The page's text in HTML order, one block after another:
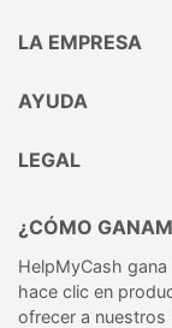
LA EMPRESA
AYUDA
LEGAL
¿CÓMO
HelpMyCash
hace clic en
ofrecer a nuestros